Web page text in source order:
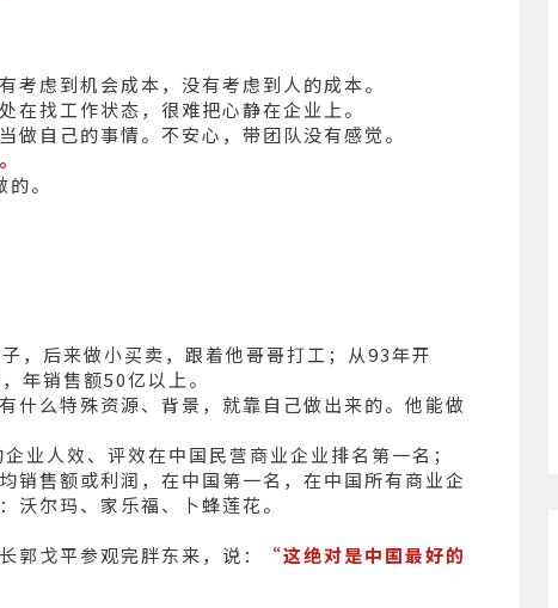
虑到机会成本，没有考虑到人的成本。
找工作状态，很难把心静在企业上。
自己的事情。不安心，带团队没有感觉。
。
，后来做小买卖，跟着他哥哥打工；从93年开
年销售额50亿以上。
什么特殊资源、背景，就靠自己做出来的。他能做
业人效、评效在中国民营商业企业排名第一名；
销售额或利润，在中国第一名，在中国所有商业企
沃尔玛、家乐福、卜蜂莲花。
郭戈平参观完胖东来，说：
“这绝对是中国最好的